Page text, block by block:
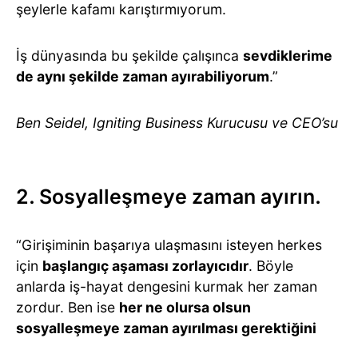
şeylerle kafamı karıştırmıyorum.
İş dünyasında bu şekilde çalışınca sevdiklerime
de aynı şekilde zaman ayırabiliyorum.”
Ben Seidel, Igniting Business Kurucusu ve CEO’su
2. Sosyalleşmeye zaman ayırın.
“Girişiminin başarıya ulaşmasını isteyen herkes
için başlangıç aşaması zorlayıcıdır. Böyle
anlarda iş-hayat dengesini kurmak her zaman
zordur. Ben ise her ne olursa olsun
sosyalleşmeye zaman ayırılması gerektiğini